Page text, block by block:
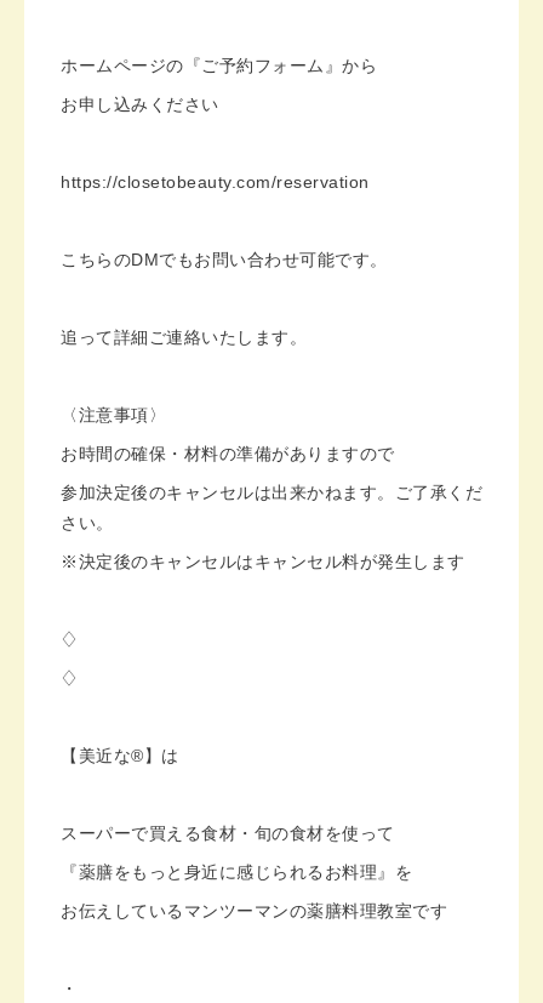
ホームページの『ご予約フォーム』から
お申し込みください
https://closetobeauty.com/reservation
こちらのDMでもお問い合わせ可能です。
追って詳細ご連絡いたします。
〈注意事項〉
お時間の確保・材料の準備がありますので
参加決定後のキャンセルは出来かねます。ご了承くだ
さい。
※決定後のキャンセルはキャンセル料が発生します
♢
♢
【美近な®︎】は
スーパーで買える食材・旬の食材を使って
『薬膳をもっと身近に感じられるお料理』を
お伝えしているマンツーマンの薬膳料理教室です
・